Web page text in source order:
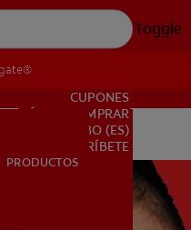
Toggle
PRODUCTOS
PARA PROFESIONALES
CUPONES
DÓNDE COMPRAR
BO (ES)
SUSCRÍBETE
PRODUCTOS